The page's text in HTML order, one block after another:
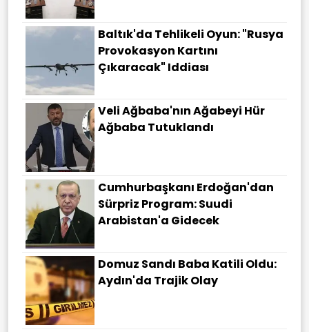
Baltık'da Tehlikeli Oyun: "Rusya
Provokasyon Kartını
Çıkaracak" Iddiası
Veli Ağbaba'nın Ağabeyi Hür
Ağbaba Tutuklandı
Cumhurbaşkanı Erdoğan'dan
Sürpriz Program: Suudi
Arabistan'a Gidecek
Domuz Sandı Baba Katili Oldu:
Aydın'da Trajik Olay